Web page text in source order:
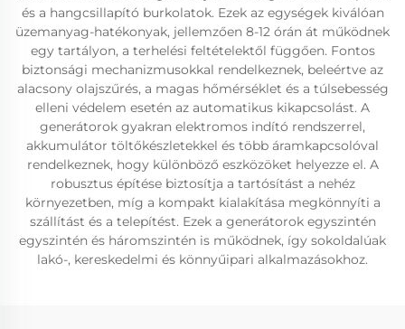
és a hangcsillapító burkolatok. Ezek az egységek kiválóan
üzemanyag-hatékonyak, jellemzően 8-12 órán át működnek
egy tartályon, a terhelési feltételektől függően. Fontos
biztonsági mechanizmusokkal rendelkeznek, beleértve az
alacsony olajszűrés, a magas hőmérséklet és a túlsebesség
elleni védelem esetén az automatikus kikapcsolást. A
generátorok gyakran elektromos indító rendszerrel,
akkumulátor töltőkészletekkel és több áramkapcsolóval
rendelkeznek, hogy különböző eszközöket helyezze el. A
robusztus építése biztosítja a tartósítást a nehéz
környezetben, míg a kompakt kialakítása megkönnyíti a
szállítást és a telepítést. Ezek a generátorok egyszintén
egyszintén és háromszintén is működnek, így sokoldalúak
lakó-, kereskedelmi és könnyűipari alkalmazásokhoz.